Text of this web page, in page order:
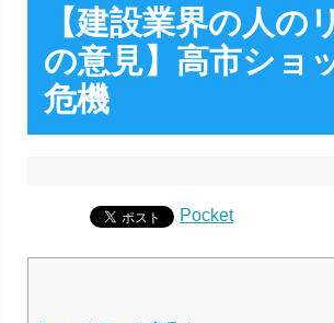
【建設業界の人の
の意見】高市ショ
危機
Pocket